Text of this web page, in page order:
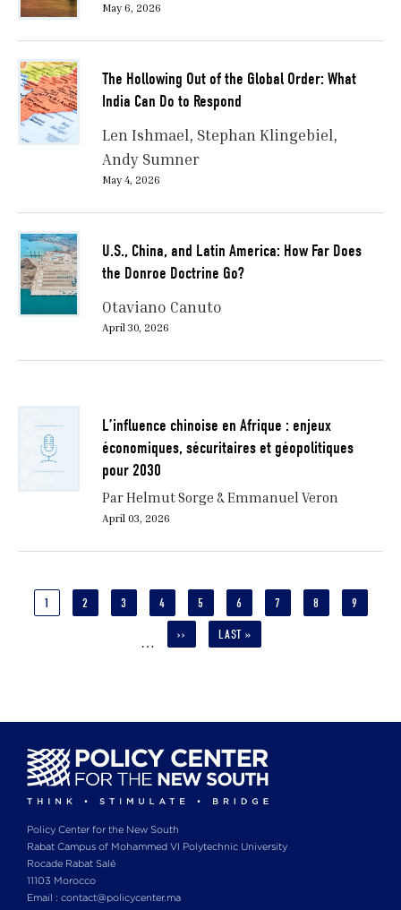
May 6, 2026
The Hollowing Out of the Global Order: What
India Can Do to Respond
Len Ishmael Stephan Klingebiel
Andy Sumner
May 4, 2026
U.S., China, and Latin America: How Far Does
the Donroe Doctrine Go?
Otaviano Canuto
April 30, 2026
L’influence chinoise en Afrique : enjeux
économiques, sécuritaires et géopolitiques
pour 2030
Par Helmut Sorge & Emmanuel Veron
April 03, 2026
CURRENT
1 PAGE
2 PAGE
3 PAGE
4 PAGE
5 PAGE
6 PAGE
7 PAGE
8 PAGE
9
…
NEXT
››
LAST
LAST »
Policy Center for the New South
Rabat Campus of Mohammed VI Polytechnic University
Rocade Rabat Salé
11103 Morocco
Email : contact@policycenter.ma